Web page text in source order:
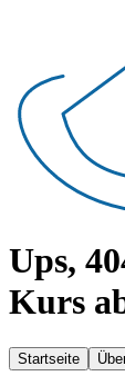
Ups,
Kurs
Startseite